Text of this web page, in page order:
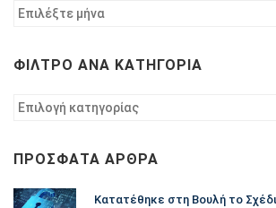
Φίλτρο
ΦΊΛΤΡΟ ΑΝΆ ΚΑΤΗΓΟΡΊΑ
Φίλτρο
ΠΡΌΣΦΑΤΑ ΆΡΘΡΑ
Κατατέθηκε στη Βουλή το